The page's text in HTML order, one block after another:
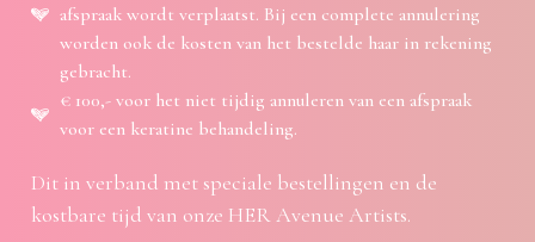
afspraak wordt verplaatst. Bij een complete annulering
worden ook de kosten van het bestelde haar in rekening
gebracht.
€ 100,- voor het niet tijdig annuleren van een afspraak
voor een keratine behandeling.
Dit in verband met speciale bestellingen en de
kostbare tijd van onze HER Avenue Artists.